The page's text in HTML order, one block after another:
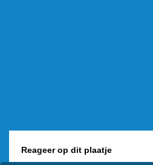
Reageer op dit plaatje